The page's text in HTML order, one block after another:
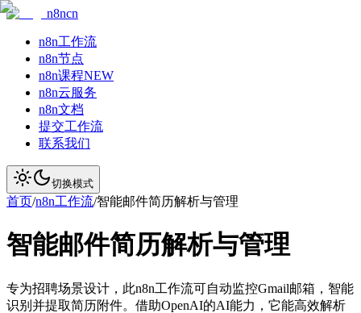
n8ncn
n8n工作流
n8n节点
n8n课程NEW
n8n云服务
n8n文档
提交工作流
联系我们
切换模式
首页/n8n工作流/智能邮件简历解析与管理
智能邮件简历解析与管理
专为招聘场景设计，此n8n工作流可自动监控Gmail邮箱，智能
识别并提取简历附件。借助OpenAI的AI能力，它能高效解析